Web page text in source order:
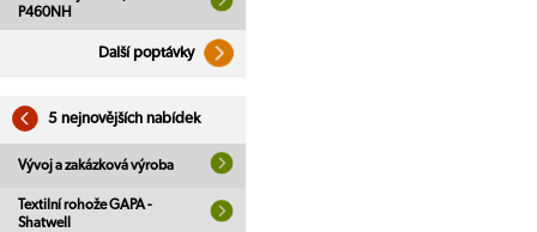
P460NH
Další poptávky
5 nejnovějších nabídek
Vývoj a zakázková výroba
Textilní rohože GAPA -
Shatwell